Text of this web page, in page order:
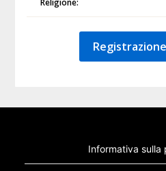
Religione:
Informativa sulla